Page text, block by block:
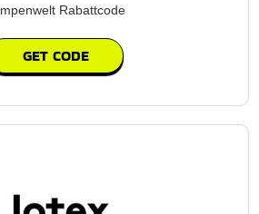
Rabattcode
GET CODE